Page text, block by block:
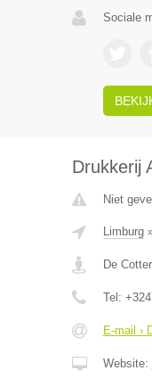
Sociale
Drukkerij
Niet
Limburg
De
Tel:
E-mail ›
Website: